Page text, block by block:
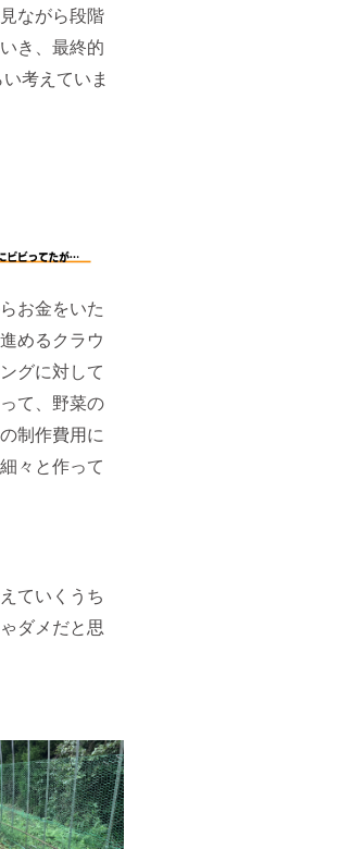
ながら段階
き、最終的
考えていま
お金をいた
めるクラウ
グに対して
て、野菜の
制作費用に
々と作って
ていくうち
ダメだと思